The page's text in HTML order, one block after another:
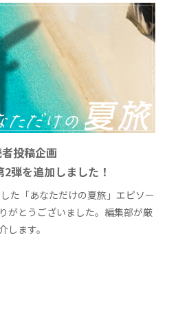
投稿企画
弾を追加しました！
た「あなただけの夏旅」エピソー
がとうございました。編集部が厳
します。